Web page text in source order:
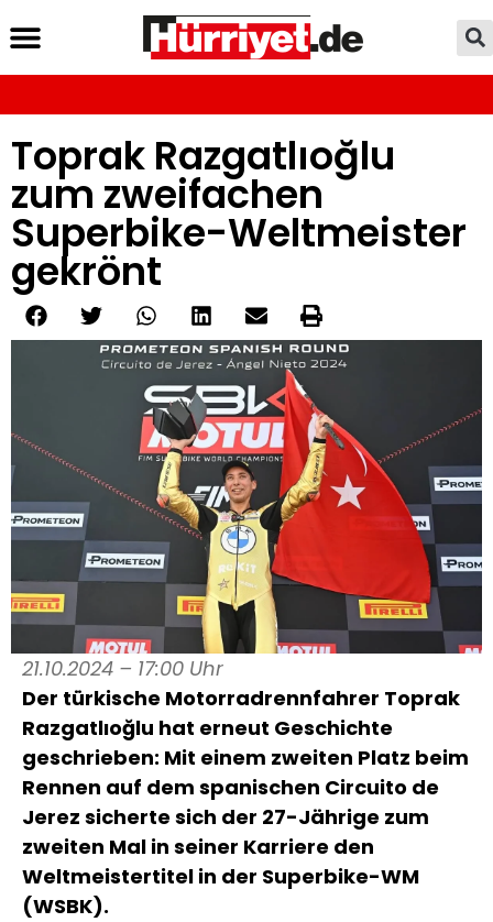
Toprak Razgatlıoğlu
zum zweifachen
Superbike-Weltmeister
gekrönt
21.10.2024 – 17:00 Uhr
Der türkische Motorradrennfahrer Toprak
Razgatlıoğlu hat erneut Geschichte
geschrieben: Mit einem zweiten Platz beim
Rennen auf dem spanischen Circuito de
Jerez sicherte sich der 27-Jährige zum
zweiten Mal in seiner Karriere den
Weltmeistertitel in der Superbike-WM
(WSBK).